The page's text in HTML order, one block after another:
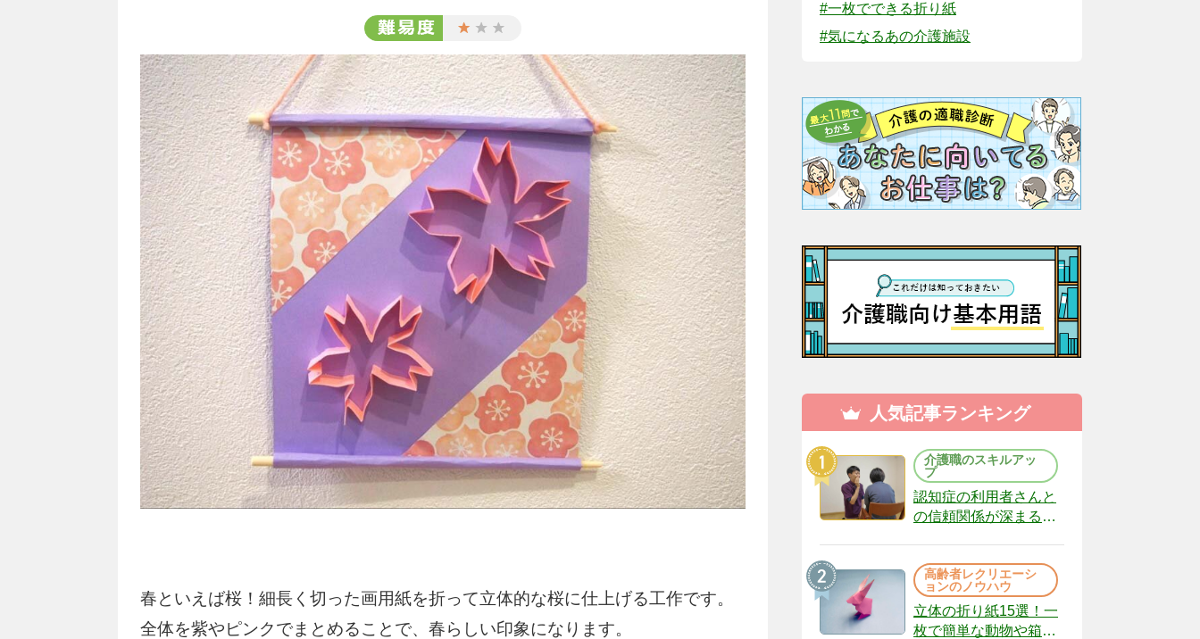
春といえば桜！細長く切った画用紙を折って立体的な桜に仕上げる工作です。
全体を紫やピンクでまとめることで、春らしい印象になります。
#一枚でできる折り紙
#気になるあの介護施設
人気記事ランキング
介護職のスキルアッ
プ
認知症の利用者さんと
の信頼関係が深まる声
（22）
高齢者レクリエーシ
ョンのノウハウ
立体の折り紙15選！一
枚で簡単な動物や箱、